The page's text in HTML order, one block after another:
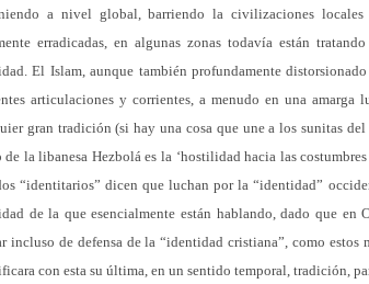
a nivel global, barriendo la civilizaciones
erradicadas, en algunas zonas todavía están
El Islam, aunque también profundamente
articulaciones y corrientes, a menudo en una amarga
gran tradición (si hay una cosa que une a los sunitas
de la libanesa Hezbolá es la ‘hostilidad hacia las
“identitarios” dicen que luchan por la “identidad”
de la que esencialmente están hablando, dado que en
incluso de defensa de la “identidad cristiana”, como
con esta su última, en un sentido temporal, tradición,